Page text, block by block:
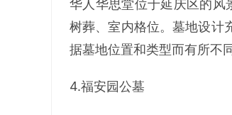
华人华思堂位于延庆区的风
树葬、室内格位。墓地设计
据墓地位置和类型而有所不
4.福安园公墓